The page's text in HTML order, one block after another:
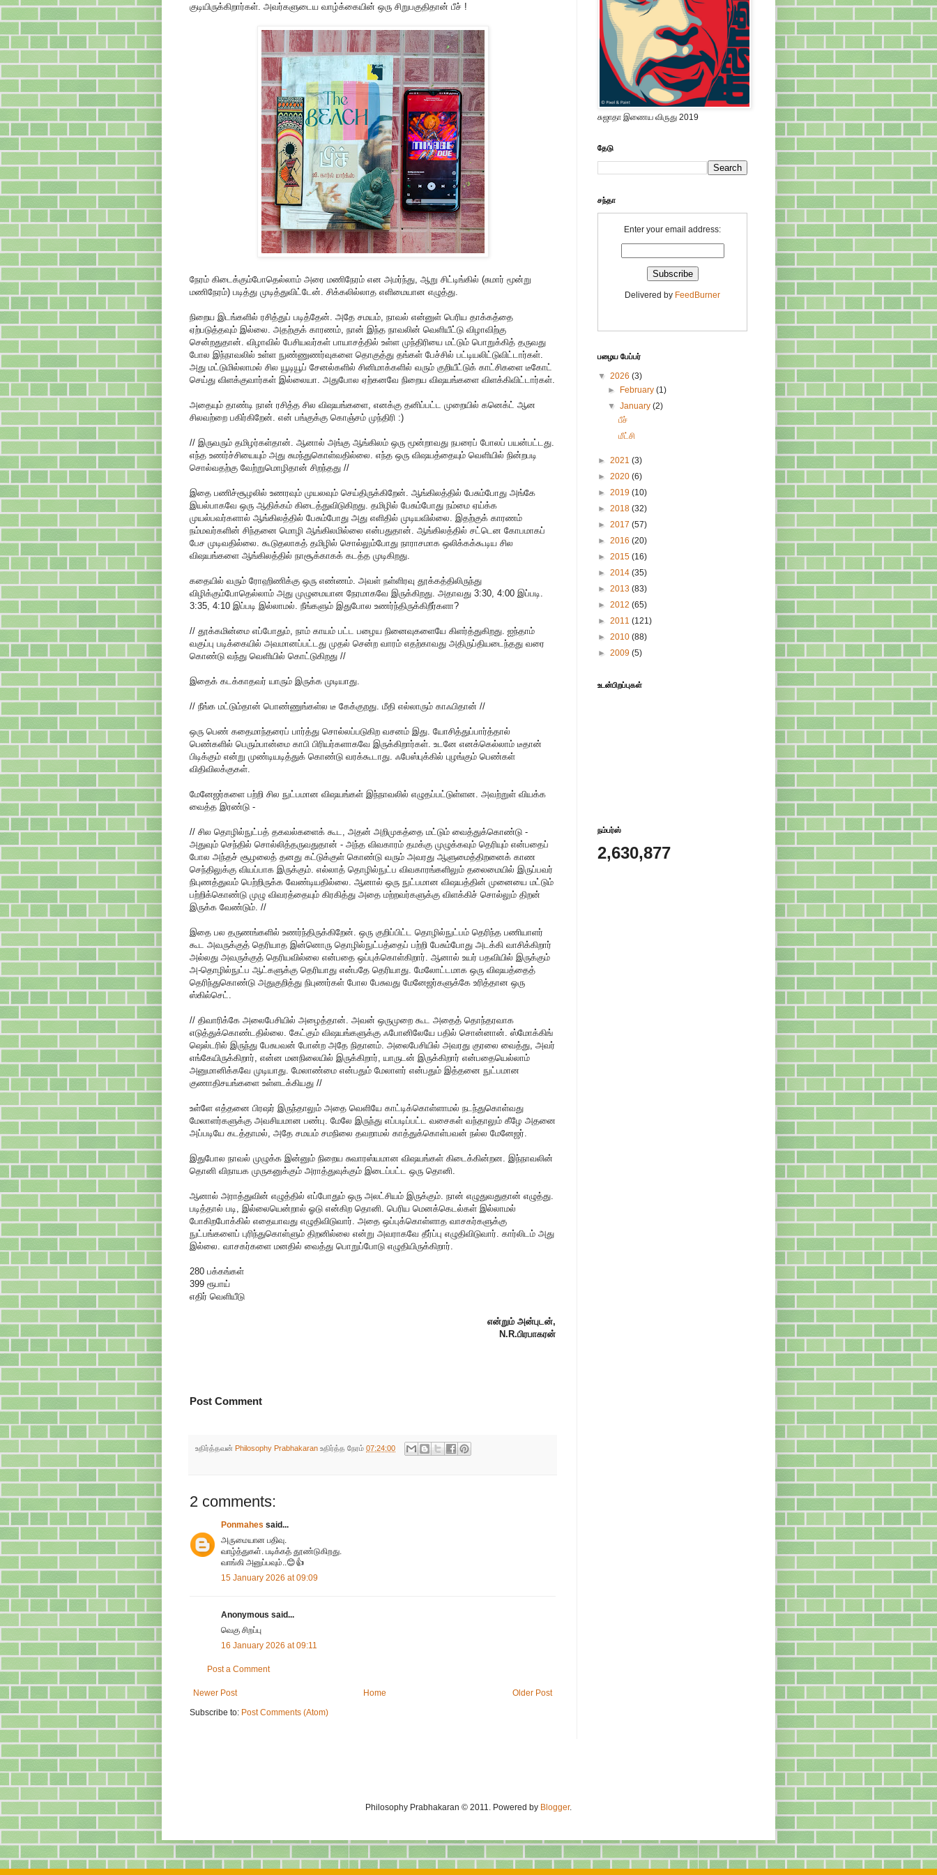
குடியிருக்கிறார்கள். அவர்களுடைய வாழ்க்கையின் ஒரு சிறுபகுதிதான் பீச் !
நேரம் கிடைக்கும்போதெல்லாம் அரை மணிநேரம் என அமர்ந்து, ஆறு சிட்டிங்கில் (சுமார் மூன்று
மணிநேரம்) படித்து முடித்துவிட்டேன். சிக்கலில்லாத எளிமையான எழுத்து.
நிறைய இடங்களில் ரசித்துப் படித்தேன். அதே சமயம், நாவல் என்னுள் பெரிய தாக்கத்தை
ஏற்படுத்தவும் இல்லை. அதற்குக் காரணம், நான் இந்த நாவலின் வெளியீட்டு விழாவிற்கு
சென்றதுதான். விழாவில் பேசியவர்கள் பாயாசத்தில் உள்ள முந்திரியை மட்டும் பொறுக்கித் தருவது
போல இந்நாவலில் உள்ள நுண்ணுணர்வுகளை தொகுத்து தங்கள் பேச்சில் பட்டியலிட்டுவிட்டார்கள்.
அது மட்டுமில்லாமல் சில யூடியூப் சேனல்களில் சினிமாக்களில் வரும் குறியீட்டுக் காட்சிகளை டீகோட்
செய்து விளக்குவார்கள் இல்லையா. அதுபோல ஏற்கனவே நிறைய விஷயங்களை விளக்கிவிட்டார்கள்.
அதையும் தாண்டி நான் ரசித்த சில விஷயங்களை, எனக்கு தனிப்பட்ட முறையில் கனெக்ட் ஆன
சிலவற்றை பகிர்கிறேன். என் பங்குக்கு கொஞ்சம் முந்திரி :)
// இருவரும் தமிழர்கள்தான். ஆனால் அங்கு ஆங்கிலம் ஒரு மூன்றாவது நபரைப் போலப் பயன்பட்டது.
எந்த உணர்ச்சியையும் அது சுமந்துகொள்வதில்லை. எந்த ஒரு விஷயத்தையும் வெளியில் நின்றபடி
சொல்வதற்கு வேற்றுமொழிதான் சிறந்தது //
இதை பணிச்சூழலில் உணரவும் முயலவும் செய்திருக்கிறேன். ஆங்கிலத்தில் பேசும்போது அங்கே
இயல்பாகவே ஒரு ஆதிக்கம் கிடைத்துவிடுகிறது. தமிழில் பேசும்போது நம்மை ஏய்க்க
முயல்பவர்களால் ஆங்கிலத்தில் பேசும்போது அது எளிதில் முடியவில்லை. இதற்குக் காரணம்
நம்மவர்களின் சிந்தனை மொழி ஆங்கிலமில்லை என்பதுதான். ஆங்கிலத்தில் சட்டென கோபமாகப்
பேச முடிவதில்லை. கூடுதலாகத் தமிழில் சொல்லும்போது நாராசமாக ஒலிக்கக்கூடிய சில
விஷயங்களை ஆங்கிலத்தில் நாசூக்காகக் கடத்த முடிகிறது.
கதையில் வரும் ரோஹிணிக்கு ஒரு எண்ணம். அவள் நள்ளிரவு தூக்கத்திலிருந்து
விழிக்கும்போதெல்லாம் அது முழுமையான நேரமாகவே இருக்கிறது. அதாவது 3:30, 4:00 இப்படி.
3:35, 4:10 இப்படி இல்லாமல். நீங்களும் இதுபோல உணர்ந்திருக்கிறீர்களா?
// தூக்கமின்மை எப்போதும், நாம் காயம் பட்ட பழைய நினைவுகளையே கிளர்த்துகிறது. ஐந்தாம்
வகுப்பு படிக்கையில் அவமானப்பட்டது முதல் சென்ற வாரம் எதற்காவது அதிருப்தியடைந்தது வரை
கொண்டு வந்து வெளியில் கொட்டுகிறது //
இதைக் கடக்காதவர் யாரும் இருக்க முடியாது.
// நீங்க மட்டும்தான் பொண்ணுங்கள்ல டீ கேக்குறது. மீதி எல்லாரும் காஃபிதான் //
ஒரு பெண் கதைமாந்தரைப் பார்த்து சொல்லப்படுகிற வசனம் இது. யோசித்துப்பார்த்தால்
பெண்களில் பெரும்பான்மை காபி பிரியர்களாகவே இருக்கிறார்கள். உடனே எனக்கெல்லாம் டீதான்
பிடிக்கும் என்று முண்டியடித்துக் கொண்டு வரக்கூடாது. ஃபேஸ்புக்கில் புழங்கும் பெண்கள்
விதிவிலக்குகள்.
மேனேஜர்களை பற்றி சில நுட்பமான விஷயங்கள் இந்நாவலில் எழுதப்பட்டுள்ளன. அவற்றுள் வியக்க
வைத்த இரண்டு -
// சில தொழில்நுட்பத் தகவல்களைக் கூட, அதன் அறிமுகத்தை மட்டும் வைத்துக்கொண்டு -
அதுவும் செந்தில் சொல்லித்தருவதுதான் - அந்த விவகாரம் தமக்கு முழுக்கவும் தெரியும் என்பதைப்
போல அந்தச் சூழலைத் தனது கட்டுக்குள் கொண்டு வரும் அவரது ஆளுமைத்திறனைக் காண
செந்திலுக்கு வியப்பாக இருக்கும். எல்லாத் தொழில்நுட்ப விவகாரங்களிலும் தலைமையில் இருப்பவர்
நிபுணத்துவம் பெற்றிருக்க வேண்டியதில்லை. ஆனால் ஒரு நுட்பமான விஷயத்தின் முனையை மட்டும்
பற்றிக்கொண்டு முழு விவரத்தையும் கிரகித்து அதை மற்றவர்களுக்கு விளக்கிச் சொல்லும் திறன்
இருக்க வேண்டும். //
இதை பல தருணங்களில் உணர்ந்திருக்கிறேன். ஒரு குறிப்பிட்ட தொழில்நுட்பம் தெரிந்த பணியாளர்
கூட அவருக்குத் தெரியாத இன்னொரு தொழில்நுட்பத்தைப் பற்றி பேசும்போது அடக்கி வாசிக்கிறார்
அல்லது அவருக்குத் தெரியவில்லை என்பதை ஒப்புக்கொள்கிறார். ஆனால் உயர் பதவியில் இருக்கும்
அ-தொழில்நுட்ப ஆட்களுக்கு தெரியாது என்பதே தெரியாது. மேலோட்டமாக ஒரு விஷயத்தைத்
தெரிந்துகொண்டு அதுகுறித்து நிபுணர்கள் போல பேசுவது மேனேஜர்களுக்கே உரித்தான ஒரு
ஸ்கில்செட்.
// திவாரிக்கே அலைபேசியில் அழைத்தான். அவன் ஒருமுறை கூட அதைத் தொந்தரவாக
எடுத்துக்கொண்டதில்லை. கேட்கும் விஷயங்களுக்கு ஃபோனிலேயே பதில் சொன்னான். ஸ்மோக்கிங்
ஷெல்டரில் இருந்து பேசுபவன் போன்ற அதே நிதானம். அலைபேசியில் அவரது குரலை வைத்து, அவர்
எங்கேயிருக்கிறார், என்ன மனநிலையில் இருக்கிறார், யாருடன் இருக்கிறார் என்பதையெல்லாம்
அனுமானிக்கவே முடியாது. மேலாண்மை என்பதும் மேலாளர் என்பதும் இத்தனை நுட்பமான
குணாதிசயங்களை உள்ளடக்கியது //
உள்ளே எத்தனை பிரஷர் இருந்தாலும் அதை வெளியே காட்டிக்கொள்ளாமல் நடந்துகொள்வது
மேலாளர்களுக்கு அவசியமான பண்பு. மேலே இருந்து எப்படிப்பட்ட வசைகள் வந்தாலும் கீழே அதனை
அப்படியே கடத்தாமல், அதே சமயம் சமநிலை தவறாமல் காத்துக்கொள்பவன் நல்ல மேனேஜர்.
இதுபோல நாவல் முழுக்க இன்னும் நிறைய சுவாரஸ்யமான விஷயங்கள் கிடைக்கின்றன. இந்நாவலின்
தொனி விநாயக முருகனுக்கும் அராத்துவுக்கும் இடைப்பட்ட ஒரு தொனி.
ஆனால் அராத்துவின் எழுத்தில் எப்போதும் ஒரு அலட்சியம் இருக்கும். நான் எழுதுவதுதான் எழுத்து.
படித்தால் படி, இல்லையென்றால் ஓடு என்கிற தொனி. பெரிய மெனக்கெடல்கள் இல்லாமல்
போகிறபோக்கில் எதையாவது எழுதிவிடுவார். அதை ஒப்புக்கொள்ளாத வாசகர்களுக்கு
நுட்பங்களைப் புரிந்துகொள்ளும் திறனில்லை என்று அவராகவே தீர்ப்பு எழுதிவிடுவார். கார்லிடம் அது
இல்லை. வாசகர்களை மனதில் வைத்து பொறுப்போடு எழுதியிருக்கிறார்.
280 பக்கங்கள்
399 ரூபாய்
எதிர் வெளியீடு
என்றும் அன்புடன்,
N.R.பிரபாகரன்
Post Comment
உதிர்த்தவன் Philosophy Prabhakaran உதிர்த்த நேரம் 07:24:00
2 comments:
Ponmahes said...
அருமையான பதிவு.
வாழ்த்துகள். படிக்கத் தூண்டுகிறது.
வாங்கி அனுப்பவும்..😊👍
15 January 2026 at 09:09
Anonymous said...
வெகு சிறப்பு
16 January 2026 at 09:11
Post a Comment
Newer Post Older Post
Home
Subscribe to: Post Comments (Atom)
சுஜாதா இணைய விருது 2019
தேடு
சந்தா
Enter your email address:
Delivered by FeedBurner
பழைய பேப்பர்
▼ 2026 (3)
►
February(1)
▼January(2)
பீச்
மீட்சி
► 2021 (3)
► 2020 (6)
► 2019 (10)
► 2018 (32)
► 2017 (57)
► 2016 (20)
► 2015 (16)
► 2014 (35)
► 2013 (83)
► 2012 (65)
► 2011 (121)
► 2010 (88)
► 2009 (5)
உடன்பிறப்புகள்
நம்பர்ஸ்
2,630,877
Philosophy Prabhakaran © 2011. Powered by Blogger.